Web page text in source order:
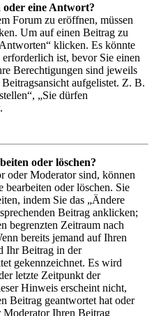
oder eine Antwort?
Forum zu eröffnen, müssen
Um auf einen Beitrag zu
klicken. Es könnte
ist, bevor Sie einen
Berechtigungen sind jeweils
aufgelistet. Z. B.
„Sie dürfen
oder löschen?
oder Moderator sind, können
bearbeiten oder löschen. Sie
indem Sie das „Ändere
Beitrag anklicken;
begrenzten Zeitraum nach
bereits jemand auf Ihren
Ihr Beitrag in der
gekennzeichnet. Es wird
letzte Zeitpunkt der
Hinweis erscheint nicht,
Beitrag geantwortet hat oder
Ihren Beitrag